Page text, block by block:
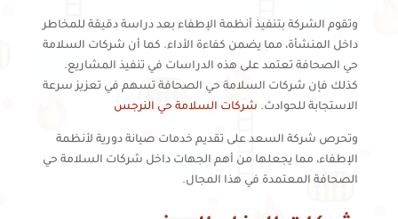
وتقوم الشركة بتنفيذ أنظمة الإطفاء بعد دراسة دقيقة للمخاطر
داخل المنشأة، مما يضمن كفاءة الأداء. كما أن شركات السلامة
حي الصحافة تعتمد على هذه الدراسات في تنفيذ المشاريع.
كذلك فإن شركات السلامة حي الصحافة تسهم في تعزيز سرعة
الاستجابة للحوادث. شركات السلامة حي النرجس
وتحرص شركة السعد على تقديم خدمات صيانة دورية لأنظمة
الإطفاء، مما يجعلها من أهم الجهات داخل شركات السلامة حي
الصحافة المعتمدة في هذا المجال.